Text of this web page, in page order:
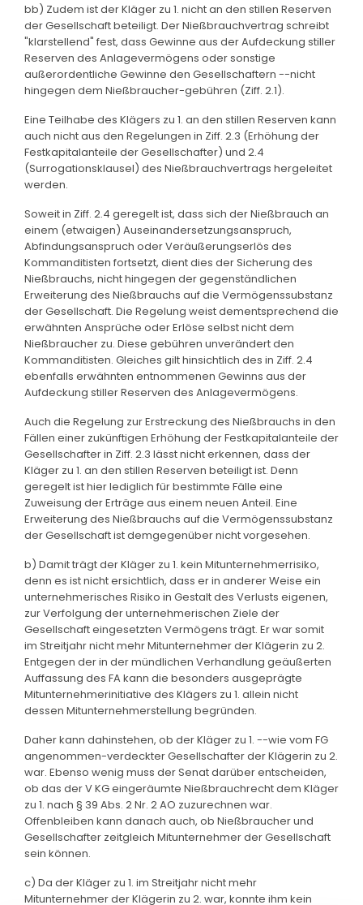
bb) Zudem ist der Kläger zu 1. nicht an den stillen Reserven
der Gesellschaft beteiligt. Der Nießbrauchvertrag schreibt
"klarstellend" fest, dass Gewinne aus der Aufdeckung stiller
Reserven des Anlagevermögens oder sonstige
außerordentliche Gewinne den Gesellschaftern --nicht
hingegen dem Nießbraucher-gebühren (Ziff. 2.1).
Eine Teilhabe des Klägers zu 1. an den stillen Reserven kann
auch nicht aus den Regelungen in Ziff. 2.3 (Erhöhung der
Festkapitalanteile der Gesellschafter) und 2.4
(Surrogationsklausel) des Nießbrauchvertrags hergeleitet
werden.
Soweit in Ziff. 2.4 geregelt ist, dass sich der Nießbrauch an
einem (etwaigen) Auseinandersetzungsanspruch,
Abfindungsanspruch oder Veräußerungserlös des
Kommanditisten fortsetzt, dient dies der Sicherung des
Nießbrauchs, nicht hingegen der gegenständlichen
Erweiterung des Nießbrauchs auf die Vermögenssubstanz
der Gesellschaft. Die Regelung weist dementsprechend die
erwähnten Ansprüche oder Erlöse selbst nicht dem
Nießbraucher zu. Diese gebühren unverändert den
Kommanditisten. Gleiches gilt hinsichtlich des in Ziff. 2.4
ebenfalls erwähnten entnommenen Gewinns aus der
Aufdeckung stiller Reserven des Anlagevermögens.
Auch die Regelung zur Erstreckung des Nießbrauchs in den
Fällen einer zukünftigen Erhöhung der Festkapitalanteile der
Gesellschafter in Ziff. 2.3 lässt nicht erkennen, dass der
Kläger zu 1. an den stillen Reserven beteiligt ist. Denn
geregelt ist hier lediglich für bestimmte Fälle eine
Zuweisung der Erträge aus einem neuen Anteil. Eine
Erweiterung des Nießbrauchs auf die Vermögenssubstanz
der Gesellschaft ist demgegenüber nicht vorgesehen.
b) Damit trägt der Kläger zu 1. kein Mitunternehmerrisiko,
denn es ist nicht ersichtlich, dass er in anderer Weise ein
unternehmerisches Risiko in Gestalt des Verlusts eigenen,
zur Verfolgung der unternehmerischen Ziele der
Gesellschaft eingesetzten Vermögens trägt. Er war somit
im Streitjahr nicht mehr Mitunternehmer der Klägerin zu 2.
Entgegen der in der mündlichen Verhandlung geäußerten
Auffassung des FA kann die besonders ausgeprägte
Mitunternehmerinitiative des Klägers zu 1. allein nicht
dessen Mitunternehmerstellung begründen.
Daher kann dahinstehen, ob der Kläger zu 1. --wie vom FG
angenommen-verdeckter Gesellschafter der Klägerin zu 2.
war. Ebenso wenig muss der Senat darüber entscheiden,
ob das der V KG eingeräumte Nießbrauchrecht dem Kläger
zu 1. nach § 39 Abs. 2 Nr. 2 AO zuzurechnen war.
Offenbleiben kann danach auch, ob Nießbraucher und
Gesellschafter zeitgleich Mitunternehmer der Gesellschaft
sein können.
c) Da der Kläger zu 1. im Streitjahr nicht mehr
Mitunternehmer der Klägerin zu 2. war, konnte ihm kein